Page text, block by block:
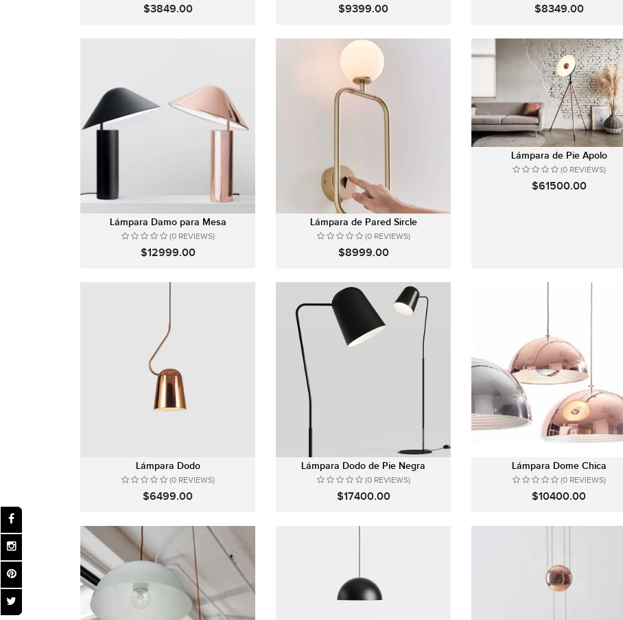
$3849.00 $9399.00 $8349.00
Lámpara Damo para Mesa
(0 REVIEWS)
$12999.00
Lámpara de Pared Sircle
(0 REVIEWS)
$8999.00
Lámpara de Pie Apolo
(0 REVIEWS)
$61500.00
Lámpara Dodo
(0 REVIEWS)
$6499.00
Lámpara Dodo de Pie Negra
(0 REVIEWS)
$17400.00
Lámpara Dome Chica
(0 REVIEWS)
$10400.00